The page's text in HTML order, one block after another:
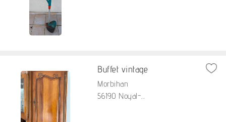
Buffet vintage
Morbihan
56190 Noyal-...